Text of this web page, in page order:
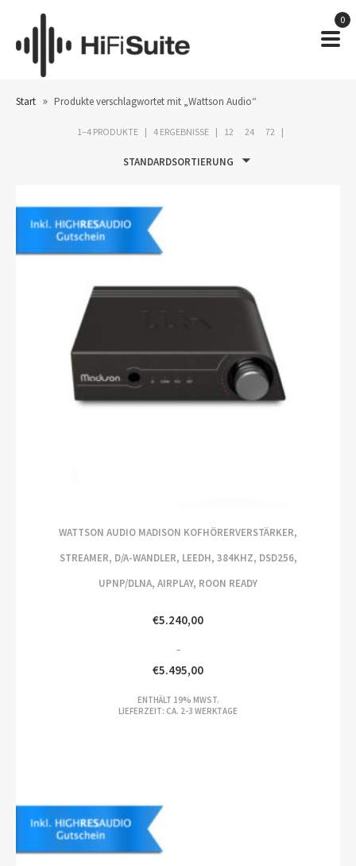
0
Start » Produkte verschlagwortet mit „Wattson Audio“
1–4 PRODUKTE 4 ERGEBNISSE 12 24 72
STANDARDSORTIERUNG
WATTSON AUDIO MADISON KOFHÖRERVERSTÄRKER,
STREAMER, D/A-WANDLER, LEEDH, 384KHZ, DSD256,
UPNP/DLNA, AIRPLAY, ROON READY
€5.240,00
–
€5.495,00
ENTHÄLT 19% MWST.
LIEFERZEIT: CA. 2-3 WERKTAGE